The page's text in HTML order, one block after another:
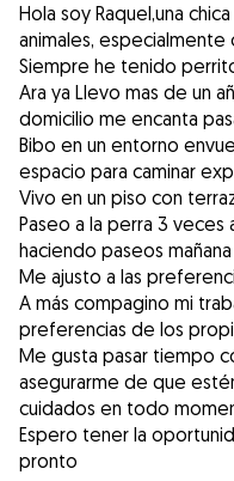
Hola soy Raquel,una
animales, especialmente
Siempre he tenido
Ara ya Llevo mas de un
domicilio me encanta
Bibo en un entorno
espacio para caminar
Vivo en un piso con
Paseo a la perra 3 veces
haciendo paseos
Me ajusto a las
A más compagino mi
preferencias de los
Me gusta pasar tiempo
asegurarme de que
cuidados en todo
Espero tener la